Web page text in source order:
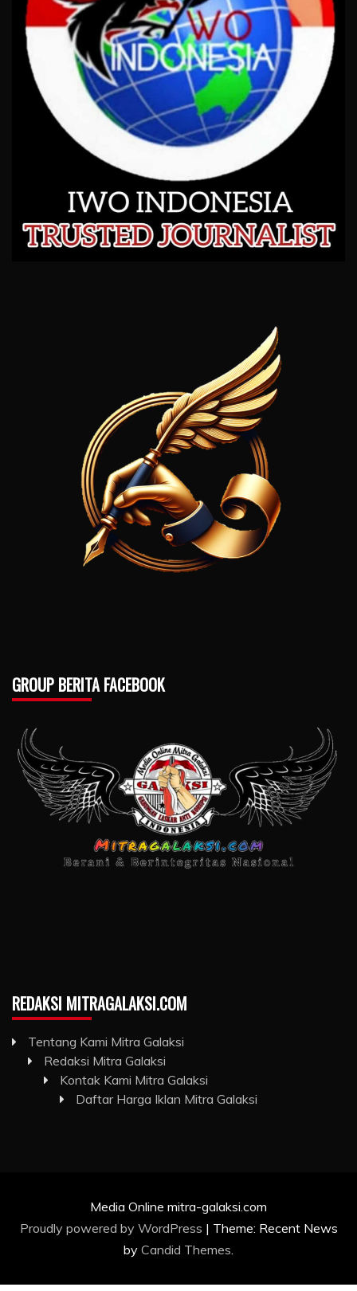
GROUP BERITA FACEBOOK
REDAKSI MITRAGALAKSI.COM
Tentang Kami Mitra Galaksi
Redaksi Mitra Galaksi
Kontak Kami Mitra Galaksi
Daftar Harga Iklan Mitra Galaksi
Media Online mitra-galaksi.com
Proudly powered by WordPress | Theme: Recent News
by Candid Themes.